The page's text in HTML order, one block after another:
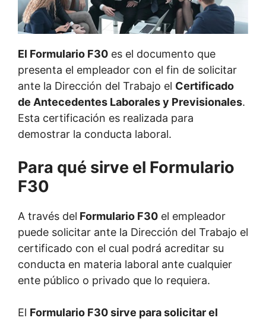
El Formulario F30 es el documento que
presenta el empleador con el fin de solicitar
ante la Dirección del Trabajo el Certificado
de Antecedentes Laborales y Previsionales.
Esta certificación es realizada para
demostrar la conducta laboral.
Para qué sirve el Formulario
F30
A través del Formulario F30 el empleador
puede solicitar ante la Dirección del Trabajo el
certificado con el cual podrá acreditar su
conducta en materia laboral ante cualquier
ente público o privado que lo requiera.
El Formulario F30 sirve para solicitar el